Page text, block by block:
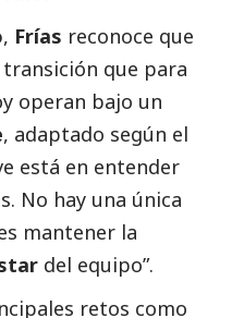
, Frías reconoce que
que para
operan bajo un
, adaptado según el
está en entender
No hay una única
mantener la
del equipo”.
retos como